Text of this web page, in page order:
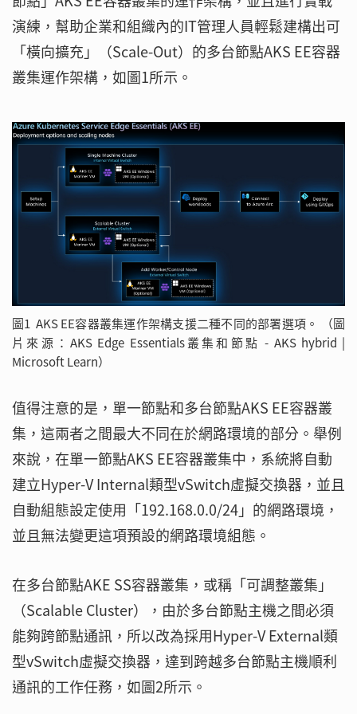
演練，幫助企業和組織內的IT管理人員輕鬆建構出可
「橫向擴充」（Scale-Out）的多台節點AKS EE容器
叢集運作架構，如圖1所示。
圖1 AKS EE容器叢集運作架構支援二種不同的部署選項。 （圖
片來源：AKS Edge Essentials叢集和節點 - AKS hybrid |
Microsoft Learn）
值得注意的是，單一節點和多台節點AKS EE容器叢
集，這兩者之間最大不同在於網路環境的部分。舉例
來說，在單一節點AKS EE容器叢集中，系統將自動
建立Hyper-V Internal類型vSwitch虛擬交換器，並且
自動組態設定使用「192.168.0.0/24」的網路環境，
並且無法變更這項預設的網路環境組態。
在多台節點AKE SS容器叢集，或稱「可調整叢集」
（Scalable Cluster），由於多台節點主機之間必須
能夠跨節點通訊，所以改為採用Hyper-V External類
型vSwitch虛擬交換器，達到跨越多台節點主機順利
通訊的工作任務，如圖2所示。